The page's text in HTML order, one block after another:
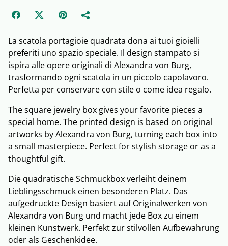
La scatola portagioie quadrata dona ai tuoi gioielli
preferiti uno spazio speciale. Il design stampato si
ispira alle opere originali di Alexandra von Burg,
trasformando ogni scatola in un piccolo capolavoro.
Perfetta per conservare con stile o come idea regalo.
The square jewelry box gives your favorite pieces a
special home. The printed design is based on original
artworks by Alexandra von Burg, turning each box into
a small masterpiece. Perfect for stylish storage or as a
thoughtful gift.
Die quadratische Schmuckbox verleiht deinem
Lieblingsschmuck einen besonderen Platz. Das
aufgedruckte Design basiert auf Originalwerken von
Alexandra von Burg und macht jede Box zu einem
kleinen Kunstwerk. Perfekt zur stilvollen Aufbewahrung
oder als Geschenkidee.